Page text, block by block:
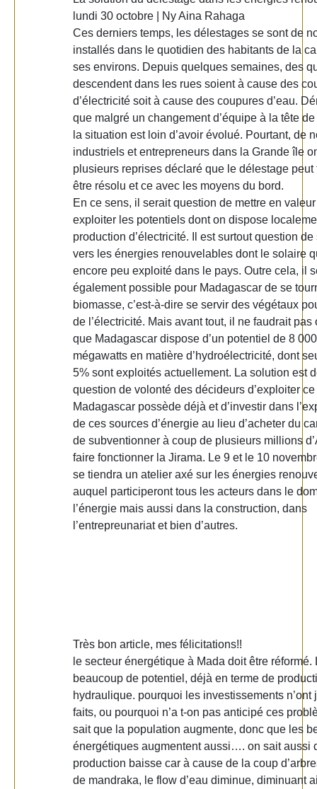
lundi 30 octobre | Ny Aina Rahaga
Ces derniers temps, les délestages se sont de
installés dans le quotidien des habitants de la
ses environs. Depuis quelques semaines, des
descendent dans les rues soient à cause des
d’électricité soit à cause des coupures d’eau.
que malgré un changement d’équipe à la tête
la situation est loin d’avoir évolué. Pourtant, de
industriels et entrepreneurs dans la Grande île
plusieurs reprises déclaré que le délestage peut
être résolu et ce avec les moyens du bord.
En ce sens, il serait question de mettre en
exploiter les potentiels dont on dispose
production d’électricité. Il est surtout question de
vers les énergies renouvelables dont le solaire
encore peu exploité dans le pays. Outre cela, il
également possible pour Madagascar de se
biomasse, c’est-à-dire se servir des végétaux
de l’électricité. Mais avant tout, il ne faudrait pas
que Madagascar dispose d’un potentiel de 8 000
mégawatts en matière d’hydroélectricité, dont
5% sont exploités actuellement. La solution est
question de volonté des décideurs d’exploiter
Madagascar possède déjà et d’investir dans
de ces sources d’énergie au lieu d’acheter du
de subventionner à coup de plusieurs millions
faire fonctionner la Jirama. Le 9 et le 10
se tiendra un atelier axé sur les énergies
auquel participeront tous les acteurs dans le
l’énergie mais aussi dans la construction, dans
l’entrepreunariat et bien d’autres.
Très bon article, mes félicitations!!
le secteur énergétique à Mada doit être réformé.
beaucoup de potentiel, déjà en terme de
hydraulique. pourquoi les investissements n’ont
faits, ou pourquoi n’a t-on pas anticipé ces
sait que la population augmente, donc que les
énergétiques augmentent aussi…. on sait aussi
production baisse car à cause de la coup
de mandraka, le flow d’eau diminue, diminuant